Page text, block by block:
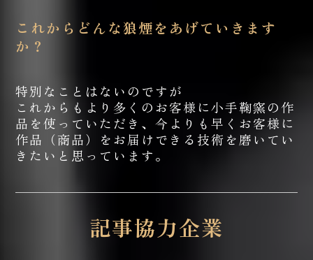
これからどんな狼煙をあげていきます
か？
特別なことはないのですが
これからもより多くのお客様に小手鞠窯の作
品を使っていただき、今よりも早くお客様に
作品（商品）をお届けできる技術を磨いてい
きたいと思っています。
記事協力企業